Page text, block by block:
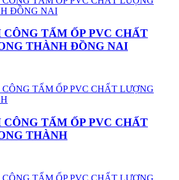
TẤM ỐP PVC CHẤT
THÀNH ĐỒNG NAI
TẤM ỐP PVC CHẤT
THÀNH